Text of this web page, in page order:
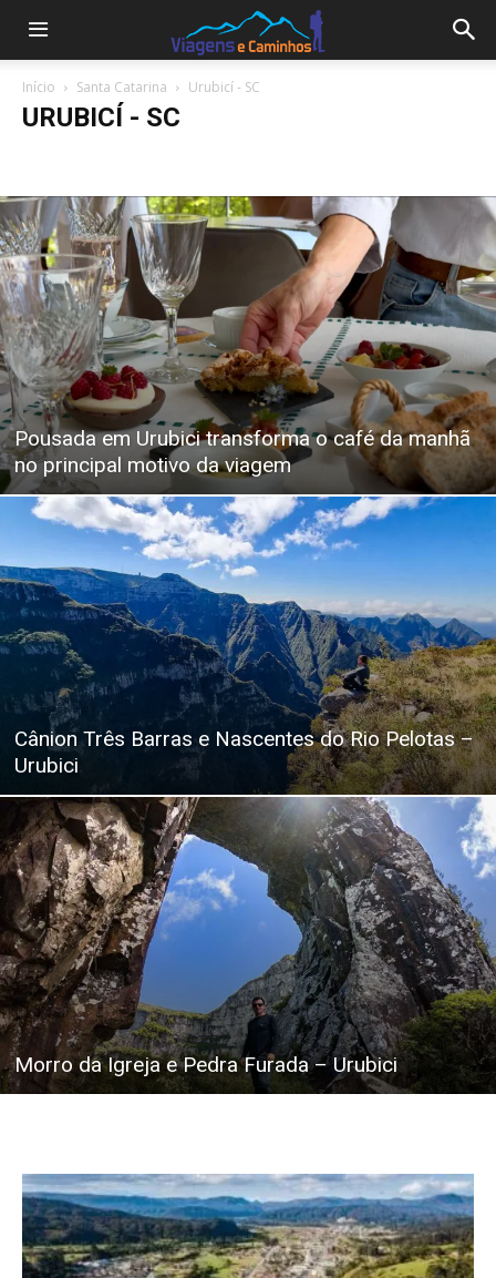
Início Santa Catarina Urubicí - SC
URUBICÍ - SC
Governador Celso Ramos - SC
Nova Veneza
Palhoça - SC
Piratuba - SC
Praia Grande - SC Siderópolis Urubicí - SC
Pousada em Urubici transforma o café da manhã
no principal motivo da viagem
Cânion Três Barras e Nascentes do Rio Pelotas –
Urubici
Morro da Igreja e Pedra Furada – Urubici